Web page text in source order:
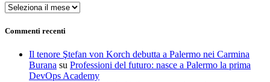
Archivi
Commenti recenti
Il tenore Ştefan von Korch debutta a Palermo nei Carmina
Burana su Professioni del futuro: nasce a Palermo la prima
DevOps Academy